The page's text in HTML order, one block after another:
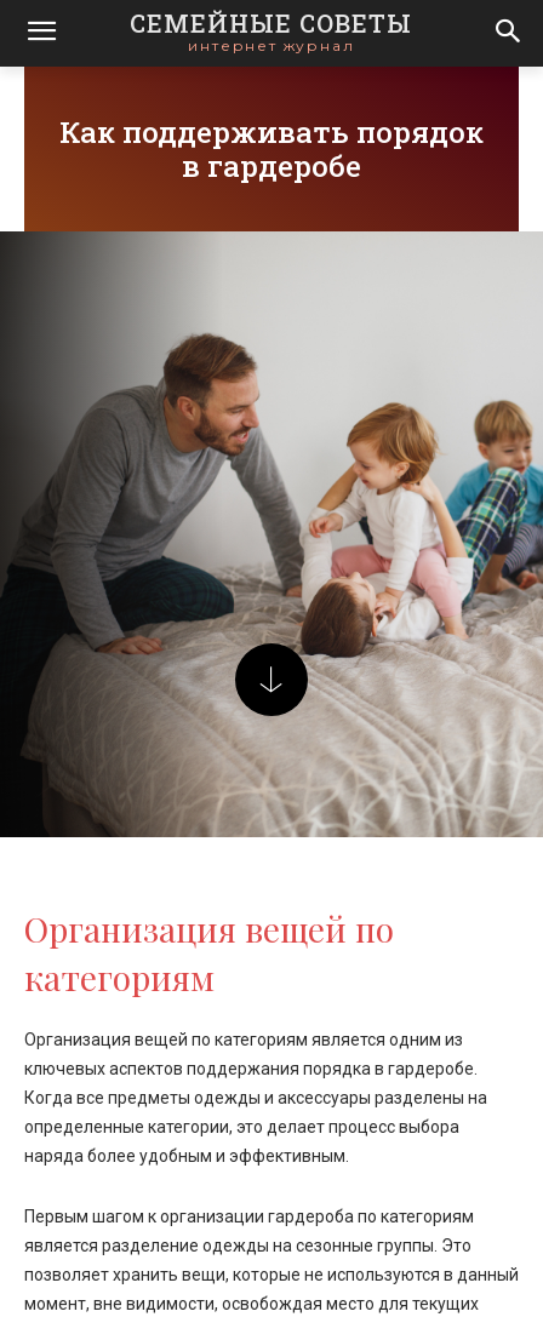
СЕМЕЙНЫЕ СОВЕТЫ
интернет журнал
Как поддерживать порядок
в гардеробе
Организация вещей по
категориям
Организация вещей по категориям является одним из
ключевых аспектов поддержания порядка в гардеробе.
Когда все предметы одежды и аксессуары разделены на
определенные категории, это делает процесс выбора
наряда более удобным и эффективным.
Первым шагом к организации гардероба по категориям
является разделение одежды на сезонные группы. Это
позволяет хранить вещи, которые не используются в данный
момент, вне видимости, освобождая место для текущих